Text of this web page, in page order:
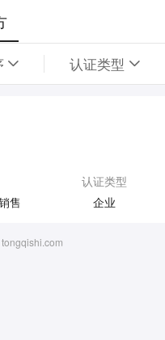
认证类型
售
认证类型
企业